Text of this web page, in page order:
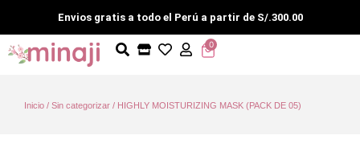
Envios gratis a todo el Perú a partir de S/.300.00
0
Inicio / Sin categorizar / HIGHLY MOISTURIZING MASK (PACK DE 05)